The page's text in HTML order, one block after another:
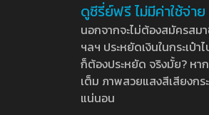
ดูซีรี่ย์ฟรี ไม่มีค่าใช้จ่าย
นอกจากจะไม่ต้องสมัครสม
ฯลฯ ประหยัดเงินในกระเป๋
ก็ต้องประหยัด จริงมั้ย? ห
เต็ม ภาพสวยแสงสีเสียงก
แน่นอน